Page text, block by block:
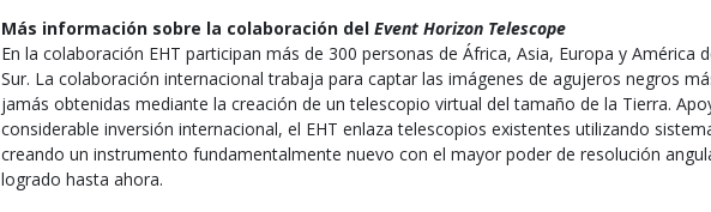
Más información sobre la colaboración delEvent Horizon Telescope
En la colaboración EHT participan más de 300 personas de África, Asia, Europa y América
Sur. La colaboración internacional trabaja para captar las imágenes de agujeros negros
jamás obtenidas mediante la creación de un telescopio virtual del tamaño de la Tierra.
considerable inversión internacional, el EHT enlaza telescopios existentes utilizando
creando un instrumento fundamentalmente nuevo con el mayor poder de resolución
logrado hasta ahora.